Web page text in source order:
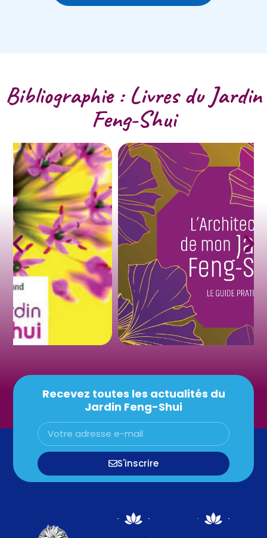
Bibliographie : Livres du Jardin
Feng-Shui
Recevez toutes les actualités du
Jardin Feng-Shui
S'inscrire